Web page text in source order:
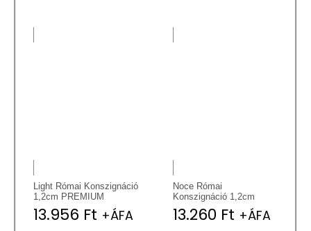
Light Római Konszignáció
1,2cm PREMIUM
13.956 Ft +ÁFA
Noce Római
Konszignáció 1,2cm
13.260 Ft +ÁFA